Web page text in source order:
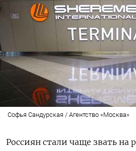
Софья Сандурская / Агентство «Москва»
Россиян стали чаще звать на